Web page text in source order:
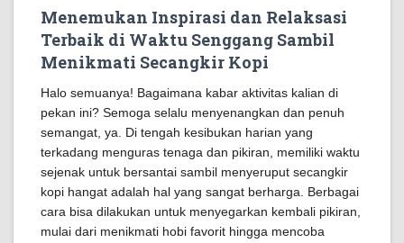
Menemukan Inspirasi dan Relaksasi
Terbaik di Waktu Senggang Sambil
Menikmati Secangkir Kopi
Halo semuanya! Bagaimana kabar aktivitas kalian di
pekan ini? Semoga selalu menyenangkan dan penuh
semangat, ya. Di tengah kesibukan harian yang
terkadang menguras tenaga dan pikiran, memiliki waktu
sejenak untuk bersantai sambil menyeruput secangkir
kopi hangat adalah hal yang sangat berharga. Berbagai
cara bisa dilakukan untuk menyegarkan kembali pikiran,
mulai dari menikmati hobi favorit hingga mencoba